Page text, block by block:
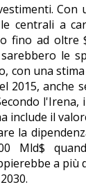
Con
centrali a
fino ad oltre
le
una
2015, anche
l'Irena,
include il
la
Mld$
a più